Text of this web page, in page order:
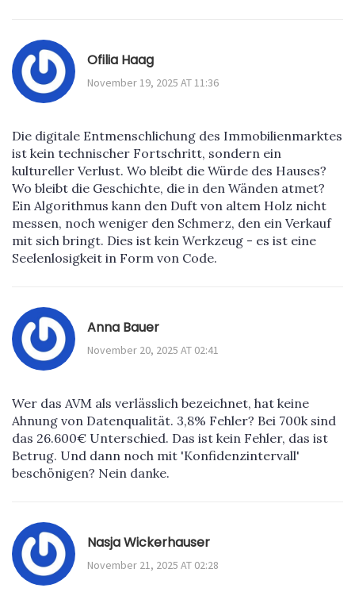
Ofilia Haag
November 19, 2025 AT 11:36
Die digitale Entmenschlichung des Immobilienmarktes
ist kein technischer Fortschritt, sondern ein
kultureller Verlust. Wo bleibt die Würde des Hauses?
Wo bleibt die Geschichte, die in den Wänden atmet?
Ein Algorithmus kann den Duft von altem Holz nicht
messen, noch weniger den Schmerz, den ein Verkauf
mit sich bringt. Dies ist kein Werkzeug - es ist eine
Seelenlosigkeit in Form von Code.
Anna Bauer
November 20, 2025 AT 02:41
Wer das AVM als verlässlich bezeichnet, hat keine
Ahnung von Datenqualität. 3,8% Fehler? Bei 700k sind
das 26.600€ Unterschied. Das ist kein Fehler, das ist
Betrug. Und dann noch mit 'Konfidenzintervall'
beschönigen? Nein danke.
Nasja Wickerhauser
November 21, 2025 AT 02:28